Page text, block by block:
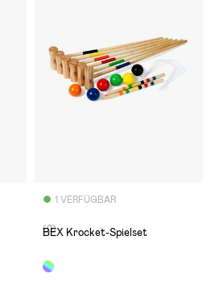
1 VERFÜGBAR
(0)
BEX Krocket-Spielset